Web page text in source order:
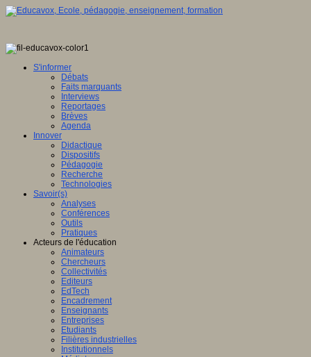
S'informer
Débats
Faits marquants
Interviews
Reportages
Brèves
Agenda
Innover
Didactique
Dispositifs
Pédagogie
Recherche
Technologies
Savoir(s)
Analyses
Conférences
Outils
Pratiques
Acteurs de l'éducation
Animateurs
Chercheurs
Collectivités
Editeurs
EdTech
Encadrement
Enseignants
Entreprises
Etudiants
Filières industrielles
Institutionnels